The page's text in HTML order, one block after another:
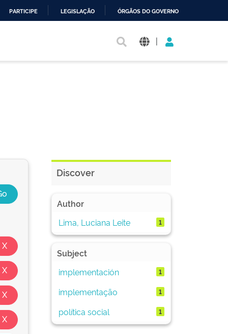
PARTICIPE LEGISLAÇÃO ÓRGÃOS DO GOVERNO
|
Discover
Author
Lima, Luciana Leite
1
Subject
implementación
1
implementação 1
política social 1